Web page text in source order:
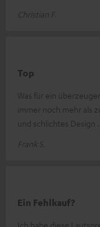
Christian F.
Top
Was für ein
immer noch mehr als
und schlichtes Design
Frank S.
Ein Fehlkauf?
Ich habe diese